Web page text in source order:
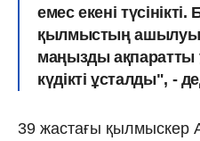
емес екені
қылмыстың
маңызды
күдікті ұсталды", -
39 жастағы қылмыскер